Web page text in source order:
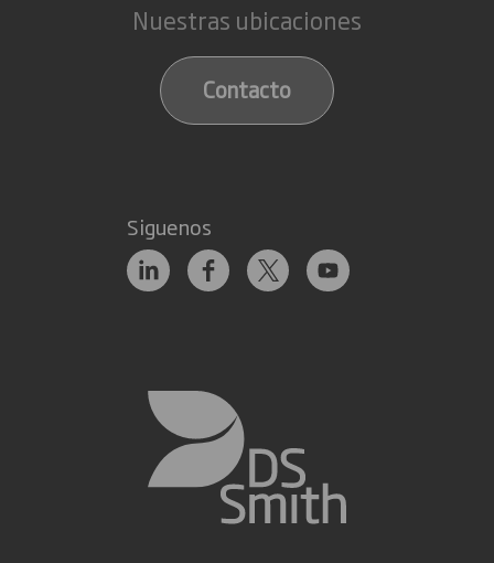
Nuestras ubicaciones
Contacto
Siguenos